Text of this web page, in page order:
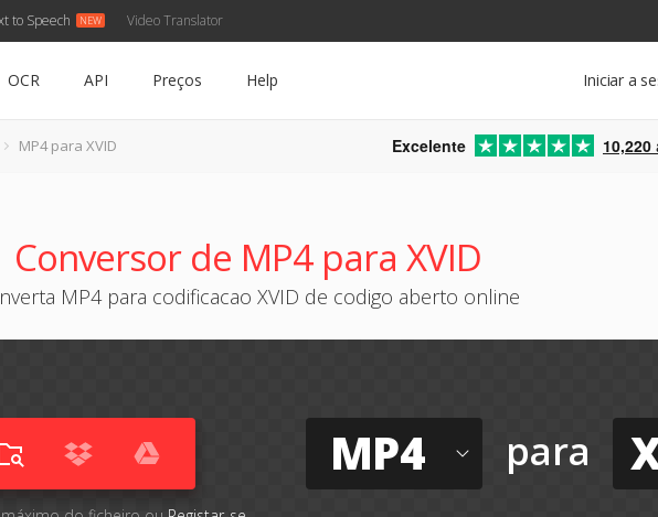
to Speech Video Translator
Iniciar a
OCR API Preços Help
MP4 para XVID Excelente 10,220
Conversor de MP4 para XVID
MP4 para codificacao XVID de codigo aberto online
MP4 para